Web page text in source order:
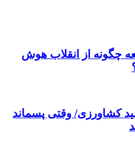
چگونه از انقلاب هوش
کشاورزی/ وقتی پسماند